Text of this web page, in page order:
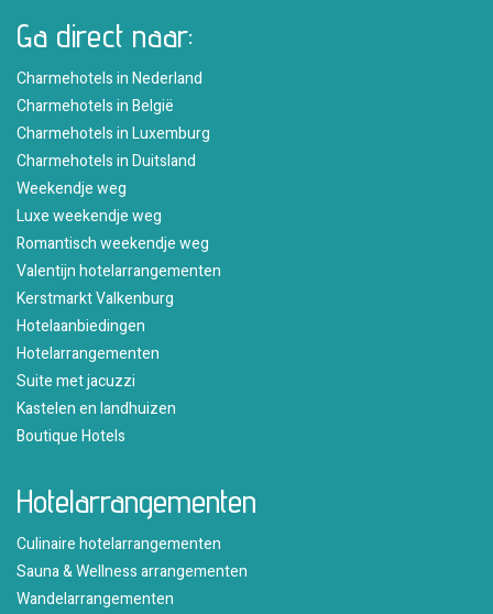
Ga direct naar:
Charmehotels in Nederland
Charmehotels in België
Charmehotels in Luxemburg
Charmehotels in Duitsland
Weekendje weg
Luxe weekendje weg
Romantisch weekendje weg
Valentijn hotelarrangementen
Kerstmarkt Valkenburg
Hotelaanbiedingen
Hotelarrangementen
Suite met jacuzzi
Kastelen en landhuizen
Boutique Hotels
Hotelarrangementen
Culinaire hotelarrangementen
Sauna & Wellness arrangementen
Wandelarrangementen